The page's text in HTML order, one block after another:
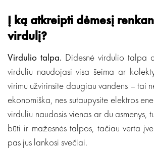
Į ką atkreipti dėmesį
virdulį?
Virdulio talpa. Didesnė virdulio talpa
virduliu naudojasi visa šeima ar
virimu užvirinsite daugiau vandens – tai
ekonomiška, nes sutaupysite elektros
virduliu naudosis vienas ar du asmenys,
būti ir mažesnės talpos, tačiau verta
pas jus lankosi svečiai.